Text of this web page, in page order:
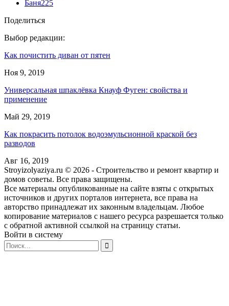
Баня225
Поделиться
Выбор редакции:
Как почистить диван от пятен
Ноя 9, 2019
Универсальная шпаклёвка Кнауф Фуген: свойства и
применение
Май 29, 2019
Как покрасить потолок водоэмульсионной краской без
разводов
Авг 16, 2019
Stroyizolyaziya.ru © 2026 - Строительство и ремонт квартир и
домов советы. Все права защищены.
Все материалы опубликованные на сайте взяты с открытых
источников и других порталов интернета, все права на
авторство принадлежат их законным владельцам. Любое
копирование материалов с нашего ресурса разрешается только
с обратной активной ссылкой на страницу статьи.
Войти в систему